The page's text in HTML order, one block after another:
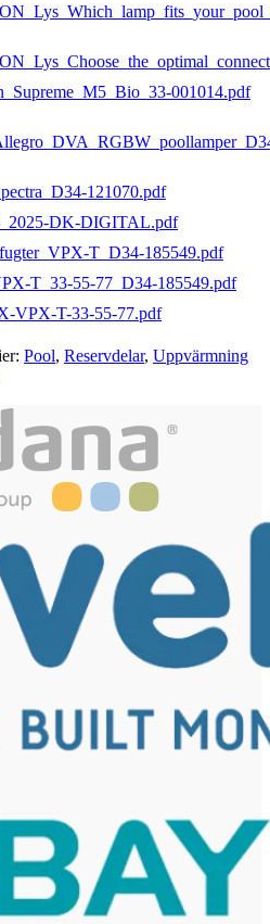
001014.pdf
121070.pdf
DK-DIGITAL.pdf
T_D34-185549.pdf
T_33-55-77_D34-185549.pdf
VPX-T-33-55-77.pdf
Pool, Reservdelar, Uppvärmning